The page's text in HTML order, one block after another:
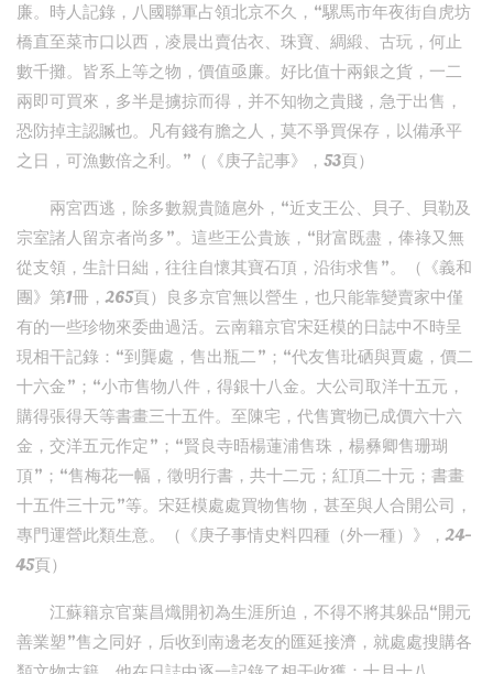
廉。時人記錄，八國聯軍占領北京不久，“騾馬市年夜街自虎坊
橋直至菜市口以西，凌晨出賣估衣、珠寶、綢緞、古玩，何止
數千攤。皆系上等之物，價值亟廉。好比值十兩銀之貨，一二
兩即可買來，多半是擄掠而得，并不知物之貴賤，急于出售，
恐防掉主認贓也。凡有錢有膽之人，莫不爭買保存，以備承平
之日，可漁數倍之利。”（《庚子記事》，53頁）
兩宮西逃，除多數親貴隨扈外，“近支王公、貝子、貝勒及
宗室諸人留京者尚多”。這些王公貴族，“財富既盡，俸祿又無
從支領，生計日絀，往往自懷其寶石頂，沿街求售”。（《義和
團》第1冊，265頁）良多京官無以營生，也只能靠變賣家中僅
有的一些珍物來委曲過活。云南籍京官宋廷模的日誌中不時呈
現相干記錄：“到龔處，售出瓶二”；“代友售玭硒與賈處，價二
十六金”；“小市售物八件，得銀十八金。大公司取洋十五元，
購得張得天等書畫三十五件。至陳宅，代售實物已成價六十六
金，交洋五元作定”；“賢良寺晤楊蓮浦售珠，楊彝卿售珊瑚
頂”；“售梅花一幅，徵明行書，共十二元；紅頂二十元；書畫
十五件三十元”等。宋廷模處處買物售物，甚至與人合開公司，
專門運營此類生意。（《庚子事情史料四種（外一種）》，24-
45頁）
江蘇籍京官葉昌熾開初為生涯所迫，不得不將其躲品“開元
善業塑”售之同好，后收到南邊老友的匯延接濟，就處處搜購各